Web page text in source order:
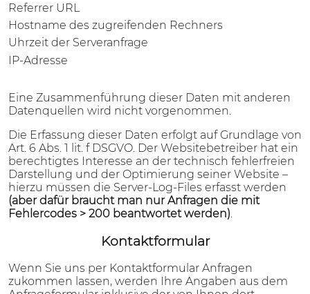
Referrer URL
Hostname des zugreifenden Rechners
Uhrzeit der Serveranfrage
IP-Adresse
Eine Zusammenführung dieser Daten mit anderen
Datenquellen wird nicht vorgenommen.
Die Erfassung dieser Daten erfolgt auf Grundlage von
Art. 6 Abs. 1 lit. f DSGVO. Der Websitebetreiber hat ein
berechtigtes Interesse an der technisch fehlerfreien
Darstellung und der Optimierung seiner Website –
hierzu müssen die Server-Log-Files erfasst werden
(aber dafür braucht man nur Anfragen die mit
Fehlercodes > 200 beantwortet werden).
Kontaktformular
Wenn Sie uns per Kontaktformular Anfragen
zukommen lassen, werden Ihre Angaben aus dem